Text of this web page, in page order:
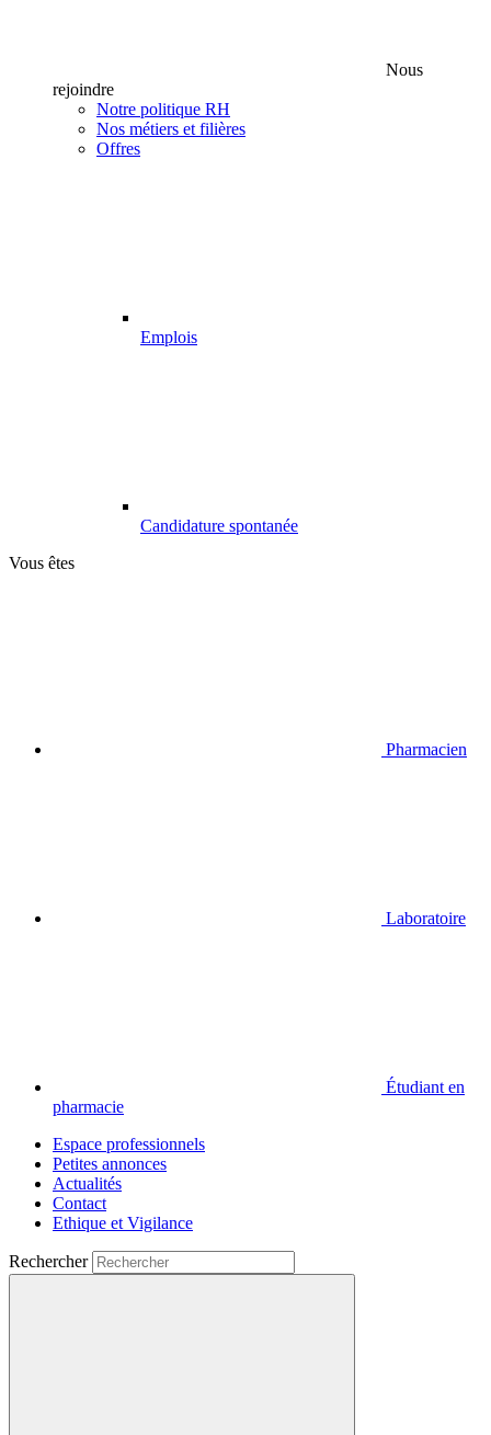
Nous
rejoindre
Notre politique RH
Nos métiers et filières
Offres
Emplois
Candidature spontanée
Vous êtes
Pharmacien
Laboratoire
Étudiant en
pharmacie
Espace professionnels
Petites annonces
Actualités
Contact
Ethique et Vigilance
Rechercher